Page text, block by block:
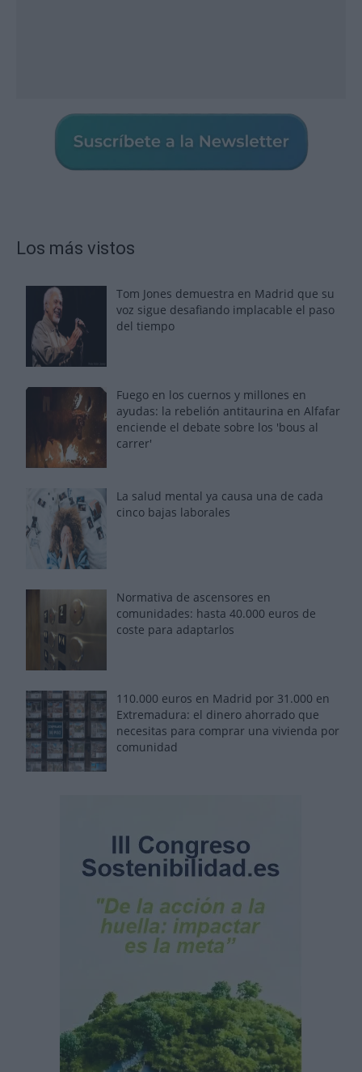
Los más vistos
Tom Jones demuestra en Madrid que su
voz sigue desafiando implacable el paso
del tiempo
Fuego en los cuernos y millones en
ayudas: la rebelión antitaurina en Alfafar
enciende el debate sobre los 'bous al
carrer'
La salud mental ya causa una de cada
cinco bajas laborales
Normativa de ascensores en
comunidades: hasta 40.000 euros de
coste para adaptarlos
110.000 euros en Madrid por 31.000 en
Extremadura: el dinero ahorrado que
necesitas para comprar una vivienda por
comunidad